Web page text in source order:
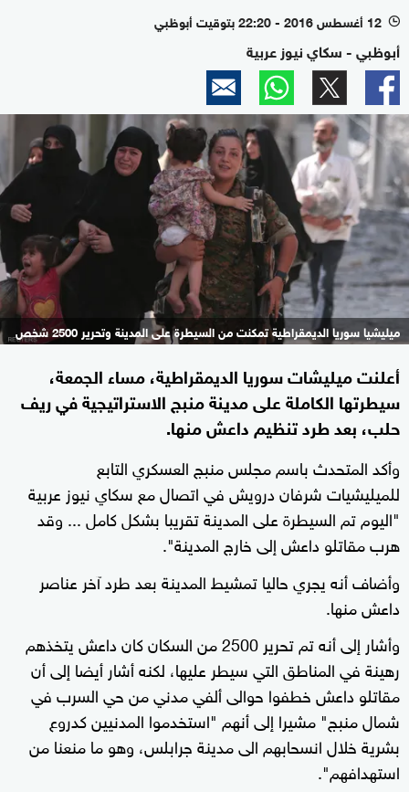
l 12 أغسطس 2016 - 22:20 بتوقيت أبوظبي
أبوظبي - سكاي نيوز عربية
ميليشيا سوريا الديمقراطية تمكنت من السيطرة على المدينة وتحرير 2500 شخص
أعلنت ميليشات سوريا الديمقراطية، مساء الجمعة،
سيطرتها الكاملة على مدينة منبج الاستراتيجية في ريف
حلب، بعد طرد تنظيم داعش منها.
وأكد المتحدث باسم مجلس منبج العسكري التابع
للميليشيات شرفان درويش في اتصال مع سكاي نيوز عربية
"اليوم تم السيطرة على المدينة تقريبا بشكل كامل ... وقد
هرب مقاتلو داعش إلى خارج المدينة".
وأضاف أنه يجري حاليا تمشيط المدينة بعد طرد آخر عناصر
داعش منها.
وأشار إلى أنه تم تحرير 2500 من السكان كان داعش يتخذهم
رهينة في المناطق التي سيطر عليها، لكنه أشار أيضا إلى أن
مقاتلو داعش خطفوا حوالى ألفي مدني من حي السرب في
شمال منبج" مشيرا إلى أنهم "استخدموا المدنيين كدروع
بشرية خلال انسحابهم الى مدينة جرابلس، وهو ما منعنا من
استهدافهم".